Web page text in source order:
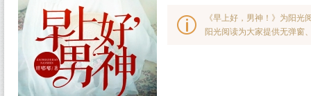
《早上好，男神！》为阳光
阳光阅读为大家提供无弹窗